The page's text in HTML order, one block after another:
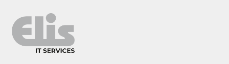
Preskočiť
na
navigáciu
Preskočiť
na
obsah